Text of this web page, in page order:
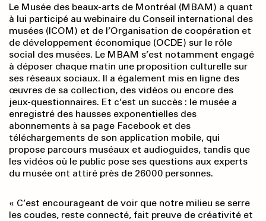
Le Musée des beaux-arts de Montréal (MBAM) a quant
à lui participé au webinaire du Conseil international des
musées (ICOM) et de l’Organisation de coopération et
de développement économique (OCDE) sur le rôle
social des musées. Le MBAM s’est notamment engagé
à déposer chaque matin une proposition culturelle sur
ses réseaux sociaux. Il a également mis en ligne des
œuvres de sa collection, des vidéos ou encore des
jeux-questionnaires. Et c’est un succès : le musée a
enregistré des hausses exponentielles des
abonnements à sa page Facebook et des
téléchargements de son application mobile, qui
propose parcours muséaux et audioguides, tandis que
les vidéos où le public pose ses questions aux experts
du musée ont attiré près de 26000 personnes.
« C’est encourageant de voir que notre milieu se serre
les coudes, reste connecté, fait preuve de créativité et